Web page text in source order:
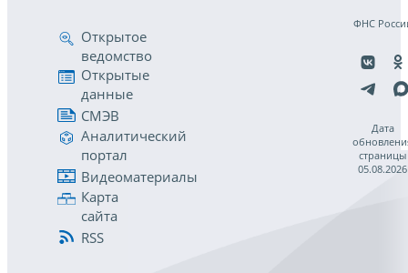
Открытое
ведомство
Открытые
данные
СМЭВ
Аналитический
портал
Видеоматериалы
Карта
сайта
RSS
ФНС
Дата
страницы
05.08.2026